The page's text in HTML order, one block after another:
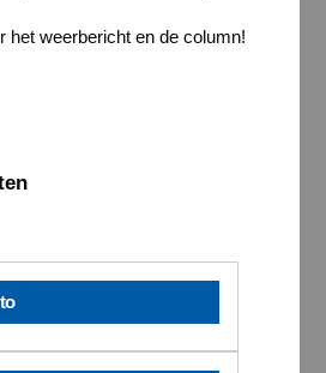
het weerbericht en de column!